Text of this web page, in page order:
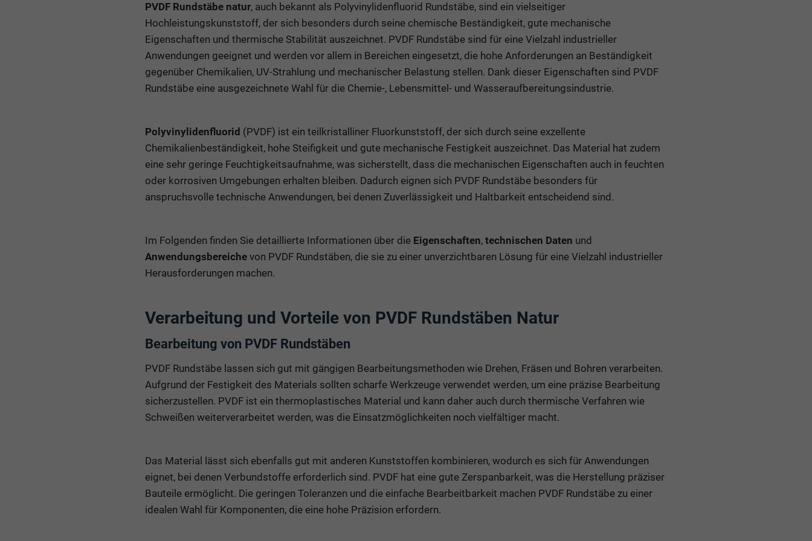
PVDF Rundstäbe natur, auch bekannt als Polyvinylidenfluorid Rundstäbe, sind ein vielseitiger
Hochleistungskunststoff, der sich besonders durch seine chemische Beständigkeit, gute mechanische
Eigenschaften und thermische Stabilität auszeichnet. PVDF Rundstäbe sind für eine Vielzahl industrieller
Anwendungen geeignet und werden vor allem in Bereichen eingesetzt, die hohe Anforderungen an Beständigkeit
gegenüber Chemikalien, UV-Strahlung und mechanischer Belastung stellen. Dank dieser Eigenschaften sind PVDF
Rundstäbe eine ausgezeichnete Wahl für die Chemie-, Lebensmittel- und Wasseraufbereitungsindustrie.
Polyvinylidenfluorid (PVDF) ist ein teilkristalliner Fluorkunststoff, der sich durch seine exzellente
Chemikalienbeständigkeit, hohe Steifigkeit und gute mechanische Festigkeit auszeichnet. Das Material hat zudem
eine sehr geringe Feuchtigkeitsaufnahme, was sicherstellt, dass die mechanischen Eigenschaften auch in feuchten
oder korrosiven Umgebungen erhalten bleiben. Dadurch eignen sich PVDF Rundstäbe besonders für
anspruchsvolle technische Anwendungen, bei denen Zuverlässigkeit und Haltbarkeit entscheidend sind.
Im Folgenden finden Sie detaillierte Informationen über die Eigenschaften, technischen Daten und
Anwendungsbereichevon PVDF Rundstäben, die sie zu einer unverzichtbaren Lösung für eine Vielzahl industrieller
Herausforderungen machen.
Verarbeitung und Vorteile von PVDF Rundstäben Natur
Bearbeitung von PVDF Rundstäben
PVDF Rundstäbe lassen sich gut mit gängigen Bearbeitungsmethoden wie Drehen, Fräsen und Bohren verarbeiten.
Aufgrund der Festigkeit des Materials sollten scharfe Werkzeuge verwendet werden, um eine präzise Bearbeitung
sicherzustellen. PVDF ist ein thermoplastisches Material und kann daher auch durch thermische Verfahren wie
Schweißen weiterverarbeitet werden, was die Einsatzmöglichkeiten noch vielfältiger macht.
Das Material lässt sich ebenfalls gut mit anderen Kunststoffen kombinieren, wodurch es sich für Anwendungen
eignet, bei denen Verbundstoffe erforderlich sind. PVDF hat eine gute Zerspanbarkeit, was die Herstellung präziser
Bauteile ermöglicht. Die geringen Toleranzen und die einfache Bearbeitbarkeit machen PVDF Rundstäbe zu einer
idealen Wahl für Komponenten, die eine hohe Präzision erfordern.